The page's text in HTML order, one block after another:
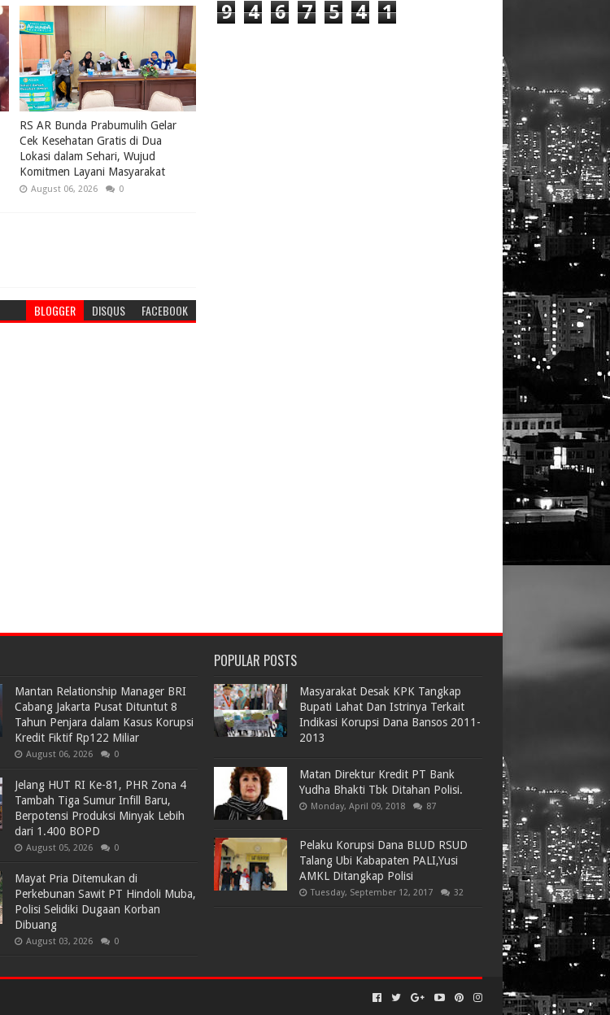
RS AR Bunda Prabumulih Gelar
Cek Kesehatan Gratis di Dua
Lokasi dalam Sehari, Wujud
Komitmen Layani Masyarakat
August 06, 2026 0
BLOGGER DISQUS FACEBOOK
9 4 6 7 5 4 1
Mantan Relationship Manager BRI
Cabang Jakarta Pusat Dituntut 8
Tahun Penjara dalam Kasus Korupsi
Kredit Fiktif Rp122 Miliar
August 06, 2026 0
Jelang HUT RI Ke-81, PHR Zona 4
Tambah Tiga Sumur Infill Baru,
Berpotensi Produksi Minyak Lebih
dari 1.400 BOPD
August 05, 2026 0
Mayat Pria Ditemukan di
Perkebunan Sawit PT Hindoli Muba,
Polisi Selidiki Dugaan Korban
Dibuang
August 03, 2026 0
POPULAR POSTS
Masyarakat Desak KPK Tangkap
Bupati Lahat Dan Istrinya Terkait
Indikasi Korupsi Dana Bansos 2011-
2013
Matan Direktur Kredit PT Bank
Yudha Bhakti Tbk Ditahan Polisi.
Monday, April 09, 2018 87
Pelaku Korupsi Dana BLUD RSUD
Talang Ubi Kabapaten PALI,Yusi
AMKL Ditangkap Polisi
Tuesday, September 12, 2017 32